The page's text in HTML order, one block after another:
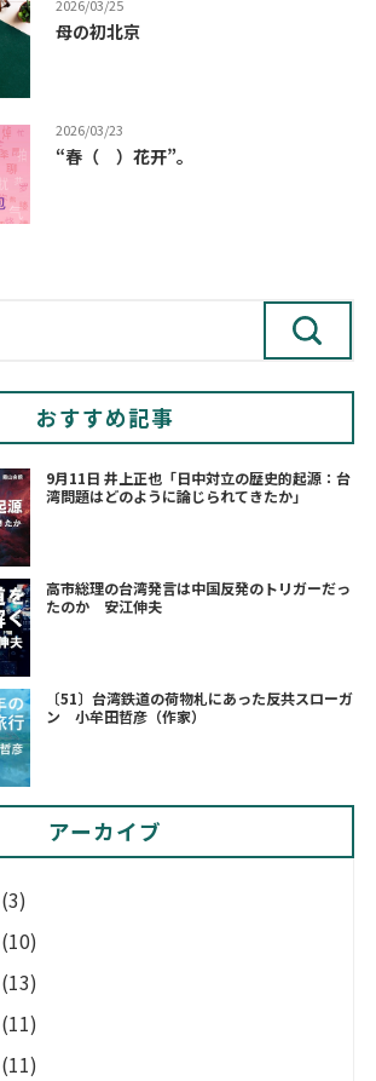
2026/03/25
母の初北京
2026/03/23
“春（ ）花开”。
おすすめ記事
9月11日 井上正也「日中対立の歴史的起源：台
湾問題はどのように論じられてきたか」
高市総理の台湾発言は中国反発のトリガーだっ
たのか 安江伸夫
〔51〕台湾鉄道の荷物札にあった反共スローガ
ン 小牟田哲彦（作家）
アーカイブ